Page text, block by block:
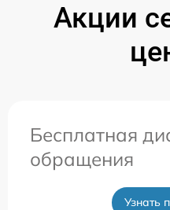
Акции
Бесплатная
обращения
Узнать